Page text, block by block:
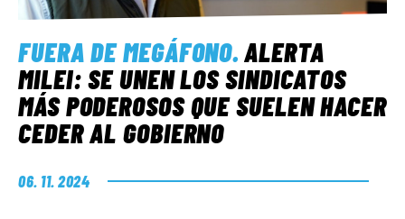
FUERA DE MEGÁFONO. ALERTA
MILEI: SE UNEN LOS SINDICATOS
MÁS PODEROSOS QUE SUELEN HACER
CEDER AL GOBIERNO
06. 11. 2024